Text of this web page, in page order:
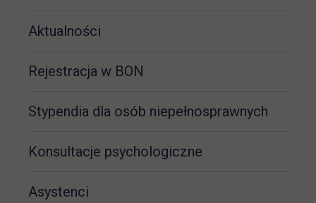
Aktualności
Rejestracja w BON
Stypendia dla osób niepełnosprawnych
Konsultacje psychologiczne
Asystenci